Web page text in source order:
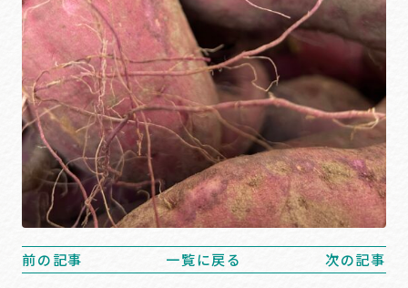
前の記事 一覧に戻る 次の記事